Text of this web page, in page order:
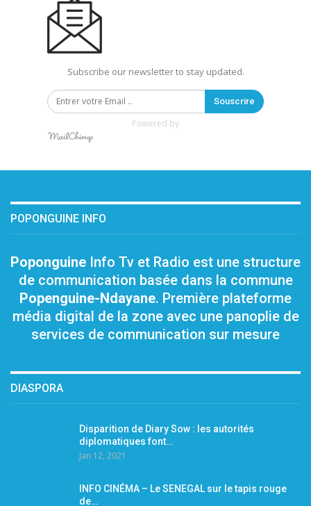
Subscribe our newsletter to stay updated.
Souscrire
Powered by
POPONGUINE INFO
Poponguine Info Tv et Radio est une structure
de communication basée dans la commune
Popenguine-Ndayane. Première plateforme
média digital de la zone avec une panoplie de
services de communication sur mesure
DIASPORA
Disparition de Diary Sow : les autorités
diplomatiques font…
Jan 12, 2021
INFO CINÉMA – Le SENEGAL sur le tapis rouge
de…